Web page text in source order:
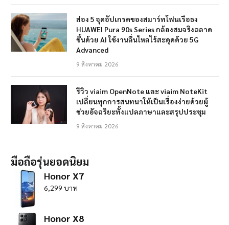
ส่อง 5 จุดอัปเกรดของสมาร์ทโฟนเรือธง
HUAWEI Pura 90s Series กล้องสมจริงฉลาด
ขึ้นด้วย AI ใช้งานลื่นไหลไร้สะดุดด้วย 5G
Advanced
9 สิงหาคม 2026
รีวิว viaim OpenNote และ viaim NoteKit
เปลี่ยนทุกการสนทนาให้เป็นเรื่องง่ายด้วยผู้
ช่วยอัจฉริยะทั้งแปลภาษาและสรุปประชุม
9 สิงหาคม 2026
มือถือรุ่นยอดนิยม
Honor X7
6,299 บาท
Honor X8